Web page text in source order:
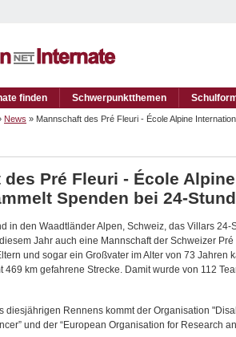
finden Schwerpunktthemen
News » Mannschaft des Pré Fleuri - École Alpine
des Pré Fleuri - École
Spenden bei 24-
in den Waadtländer Alpen, Schweiz, das Villars 24-
Jahr auch eine Mannschaft der Schweizer
und sogar ein Großvater im Alter von 73 Jahren
469 km gefahrene Strecke. Damit wurde von 112
diesjährigen Rennens kommt der Organisation
und der “European Organisation for Research